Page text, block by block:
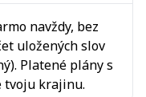
navždy, bez
uložených slov
Platené plány s
tvoju krajinu.